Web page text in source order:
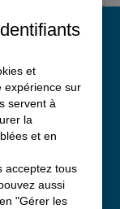
et
expérience sur
servent à
la
et en
acceptez tous
aussi
"Gérer les